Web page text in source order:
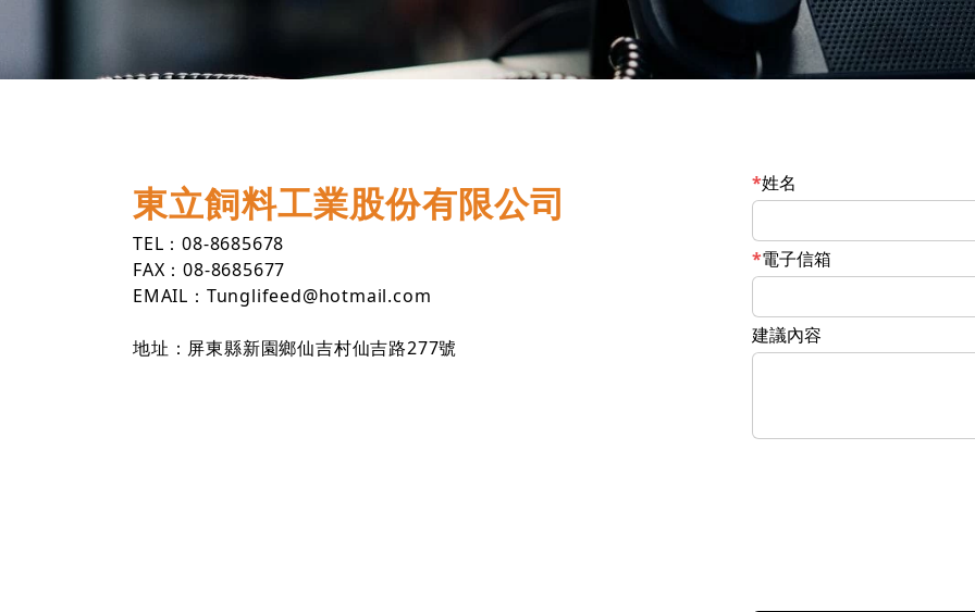
東立飼料工業股份有限公司
TEL ：08-8685678
FAX ：08-8685677
EMAIL：Tunglifeed@hotmail.com
地址：屏東縣新園鄉仙吉村仙吉路277號
姓名
電子信箱
建議內容